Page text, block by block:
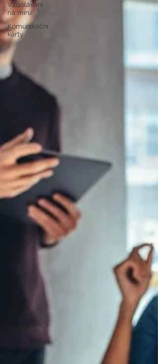
Vzdělávání
na míru
Komunikační
karty